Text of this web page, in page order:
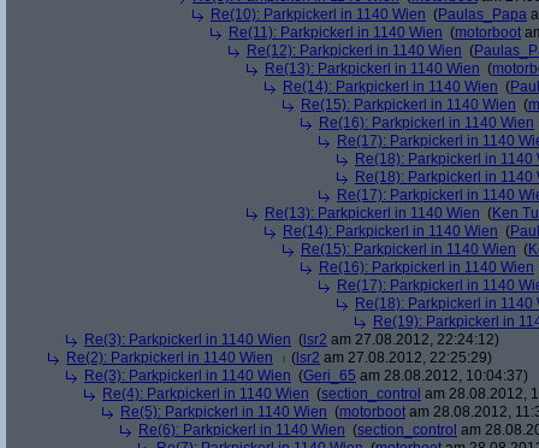
Re(10): Parkpickerl in 1140 Wien (Paulas_Papa
Re(11): Parkpickerl in 1140 Wien (motorboot
Re(12): Parkpickerl in 1140 Wien (
Re(13): Parkpickerl in 1140 Wien (
Re(14): Parkpickerl in 1140 Wien (
Re(15): Parkpickerl in 1140 Wien (
Re(16): Parkpickerl in 1140 Wien
Re(17): Parkpickerl in 1140
Re(18): Parkpickerl in 1140
Re(18): Parkpickerl in 1140
Re(17): Parkpickerl in 1140
Re(13): Parkpickerl in 1140 Wien (Ken
Re(14): Parkpickerl in 1140 Wien (
Re(15): Parkpickerl in 1140 Wien (
Re(16): Parkpickerl in 1140 Wien
Re(17): Parkpickerl in 1140
Re(18): Parkpickerl in 1140
Re(19): Parkpickerl in
Re(3): Parkpickerl in 1140 Wien ( lsr2 am 27.08.2012, 22:24:12)
Re(2): Parkpickerl in 1140 Wien
( lsr2 am 27.08.2012, 22:25:29)
Re(3): Parkpickerl in 1140 Wien (Geri_65 am 28.08.2012, 10:04:37)
Re(4): Parkpickerl in 1140 Wien (section_control am 28.08.2012,
Re(5): Parkpickerl in 1140 Wien (motorboot am 28.08.2012,
Re(6): Parkpickerl in 1140 Wien (section_control am